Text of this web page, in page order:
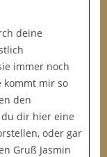
deine
immer noch
kommt mir so
den
du dir hier eine
oder gar
Gruß Jasmin